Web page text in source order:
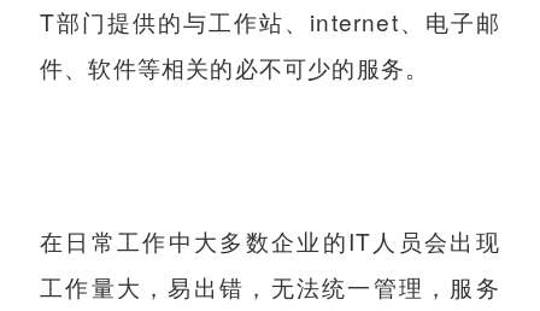
T部门提供的与工作站、internet、电子邮
件、软件等相关的必不可少的服务。
在日常工作中大多数企业的IT人员会出现
工作量大，易出错，无法统一管理，服务